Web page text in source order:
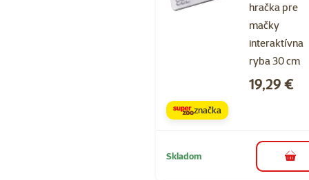
hračka pre
mačky
interaktívna
ryba 30 cm
Cena
19,29 €
značka
Skladom do